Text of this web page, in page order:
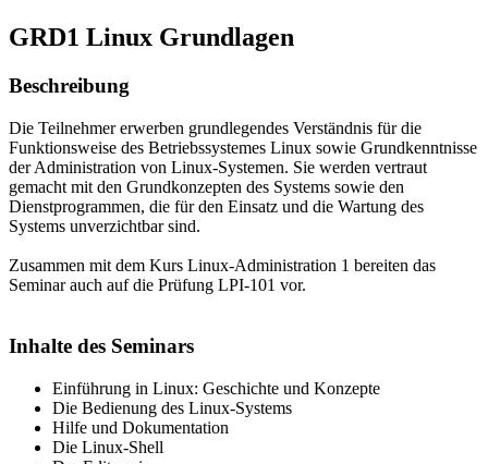
GRD1 Linux Grundlagen
Beschreibung
Die Teilnehmer erwerben grundlegendes Verständnis für die
Funktionsweise des Betriebssystemes Linux sowie Grundkenntnisse
der Administration von Linux-Systemen. Sie werden vertraut
gemacht mit den Grundkonzepten des Systems sowie den
Dienstprogrammen, die für den Einsatz und die Wartung des
Systems unverzichtbar sind.
Zusammen mit dem Kurs Linux-Administration 1 bereiten das
Seminar auch auf die Prüfung LPI-101 vor.
Inhalte des Seminars
Einführung in Linux: Geschichte und Konzepte
Die Bedienung des Linux-Systems
Hilfe und Dokumentation
Die Linux-Shell